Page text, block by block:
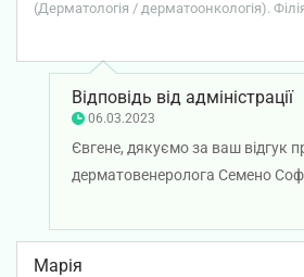
трихолог, прописала мені ліки щодо
приймаю, сподіваюсь на вагомий
декілька місяців. Консультація
конструктивна та все зрозуміло. Без
витрачання купи часу. Дякую.
(Дерматологія / дерматоонкологія).
Відповідь від адміністрації
06.03.2023
Євгене, дякуємо за ваш відгук
дерматовенеролога Семено
Марія